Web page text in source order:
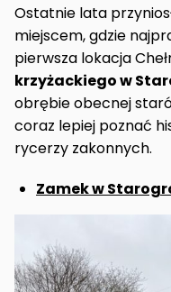
Ostatnie lata
miejscem, gdzie
pierwsza lokacja
krzyżackiego w
obrębie obecnej
coraz lepiej poznać
rycerzy zakonnych.
Zamek w